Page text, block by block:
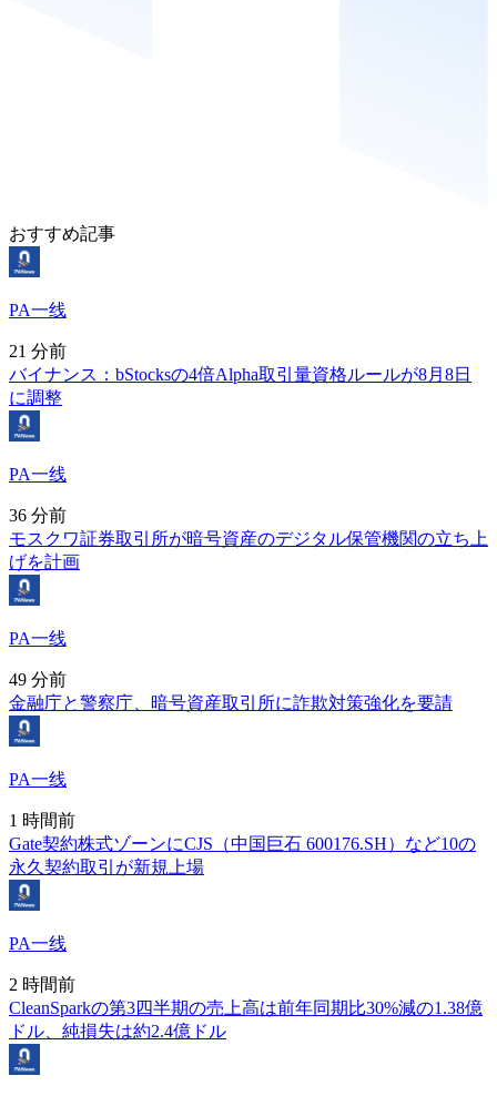
おすすめ記事
PA一线
21 分前
バイナンス：bStocksの4倍Alpha取引量資格ルールが8月8日
に調整
PA一线
36 分前
モスクワ証券取引所が暗号資産のデジタル保管機関の立ち上
げを計画
PA一线
49 分前
金融庁と警察庁、暗号資産取引所に詐欺対策強化を要請
PA一线
1 時間前
Gate契約株式ゾーンにCJS（中国巨石 600176.SH）など10の
永久契約取引が新規上場
PA一线
2 時間前
CleanSparkの第3四半期の売上高は前年同期比30%減の1.38億
ドル、純損失は約2.4億ドル